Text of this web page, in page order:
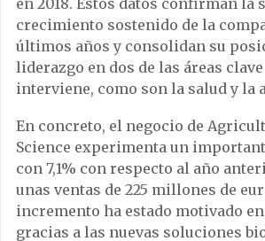
crecimiento sostenido de la
últimos años y consolidan su
liderazgo en dos de las áreas
interviene, como son la salud y la
En concreto, el negocio de
Science experimenta un
con 7,1% con respecto al año
unas ventas de 225 millones de
incremento ha estado motivado
gracias a las nuevas soluciones